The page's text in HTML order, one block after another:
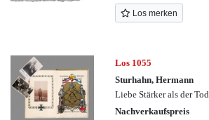
Los merken
Los 1055
Sturhahn, Hermann
Liebe Stärker als der Tod
Nachverkaufspreis